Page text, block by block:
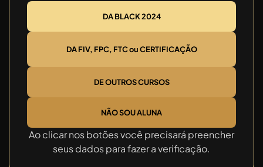
DA BLACK 2024
DA FIV, FPC, FTC ou CERTIFICAÇÃO
DE OUTROS CURSOS
NÃO SOU ALUNA
Ao clicar nos botões você precisará preencher
seus dados para fazer a verificação.